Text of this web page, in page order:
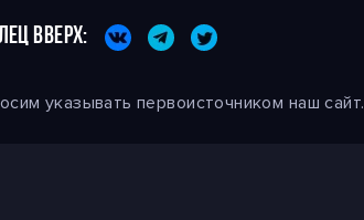
ВВЕРХ:
указывать первоисточником наш сайт.